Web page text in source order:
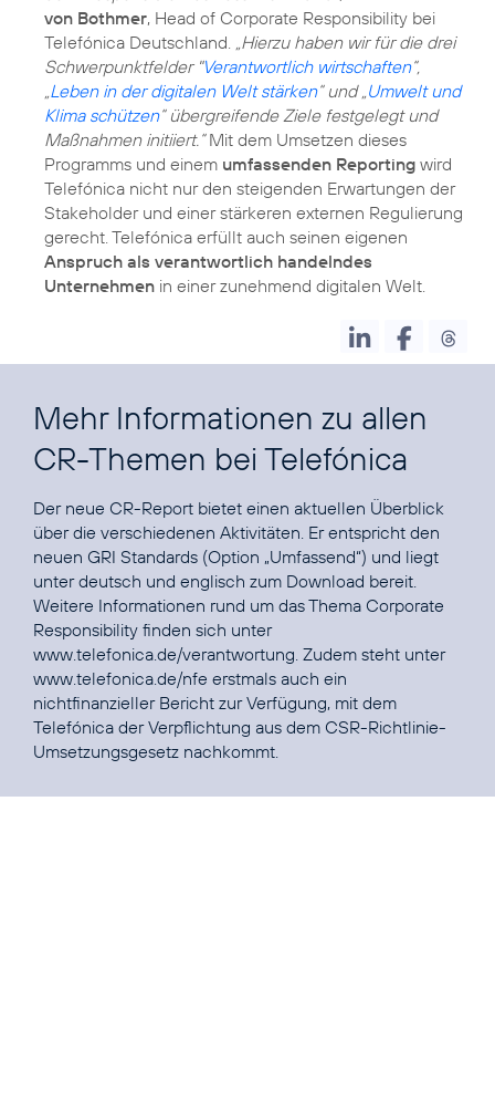
von Bothmer, Head of Corporate Responsibility bei
Telefónica Deutschland.
„Hierzu haben wir für die drei
Schwerpunktfelder "Verantwortlich wirtschaften“,
Leben in der digitalen Welt stärken“ und „ Umwelt und
Klima schützen“ übergreifende Ziele festgelegt und
Maßnahmen initiiert.“Mit dem Umsetzen dieses
Programms und einem umfassenden Reporting wird
Telefónica nicht nur den steigenden Erwartungen der
Stakeholder und einer stärkeren externen Regulierung
gerecht. Telefónica erfüllt auch seinen eigenen
Anspruch als verantwortlich handelndes
Unternehmen in einer zunehmend digitalen Welt.
Mehr Informationen zu allen
CR-Themen bei Telefónica
Der neue CR-Report bietet einen aktuellen Überblick
über die verschiedenen Aktivitäten. Er entspricht den
neuen GRI Standards (Option „Umfassend“) und liegt
unterdeutsch und englisch zum Download bereit.
Weitere Informationen rund um das Thema Corporate
Responsibility finden sich unter
www.telefonica.de/verantwortung . Zudem steht unter
www.telefonica.de/nfe erstmals auch ein
nichtfinanzieller Bericht zur Verfügung, mit dem
Telefónica der Verpflichtung aus dem CSR-Richtlinie-
Umsetzungsgesetz nachkommt.